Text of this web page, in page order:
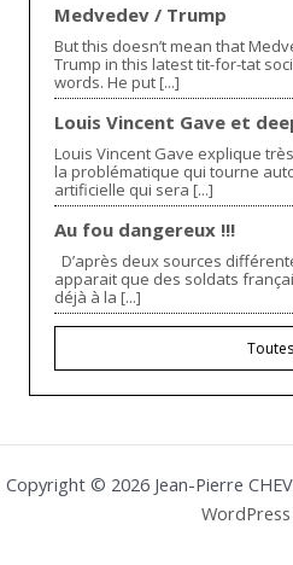
Medvedev / Trump
But this doesn’t mean that
Trump in this latest tit-for-tat
words. He put [...]
Louis Vincent Gave et
Louis Vincent Gave explique
la problématique qui tourne
artificielle qui sera [...]
Au fou dangereux !!!
D’après deux sources
apparait que des soldats
déjà à la [...]
Toutes
Copyright © 2026 Jean-Pierre